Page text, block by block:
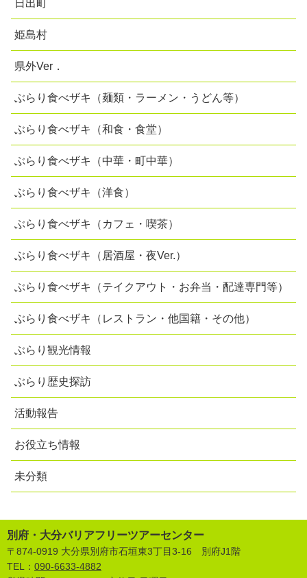
日出町
姫島村
県外Ver．
ぶらり食べザキ（麺類・ラーメン・うどん等）
ぶらり食べザキ（和食・食堂）
ぶらり食べザキ（中華・町中華）
ぶらり食べザキ（洋食）
ぶらり食べザキ（カフェ・喫茶）
ぶらり食べザキ（居酒屋・夜Ver.）
ぶらり食べザキ（テイクアウト・お弁当・配達専門等）
ぶらり食べザキ（レストラン・他国籍・その他）
ぶらり観光情報
ぶらり歴史探訪
活動報告
お役立ち情報
未分類
別府・大分バリアフリーツアーセンター
〒874-0919 大分県別府市石垣東3丁目3-16 別府J1階
TEL： 090-6633-4882